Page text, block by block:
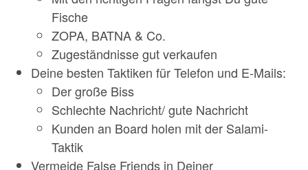
Fische
ZOPA, BATNA & Co.
Zugeständnisse gut verkaufen
Deine besten Taktiken für Telefon und E-Mails:
Der große Biss
Schlechte Nachricht/ gute Nachricht
Kunden an Board holen mit der Salami-
Taktik
Vermeide False Friends in Deiner